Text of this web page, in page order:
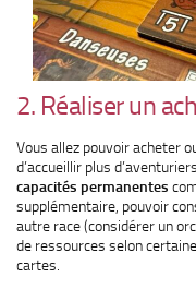
2. Réaliser un
Vous allez pouvoir acheter
d’accueillir plus
capacités permanentes
supplémentaire, pouvoir
autre race (considérer un
de ressources selon
cartes.